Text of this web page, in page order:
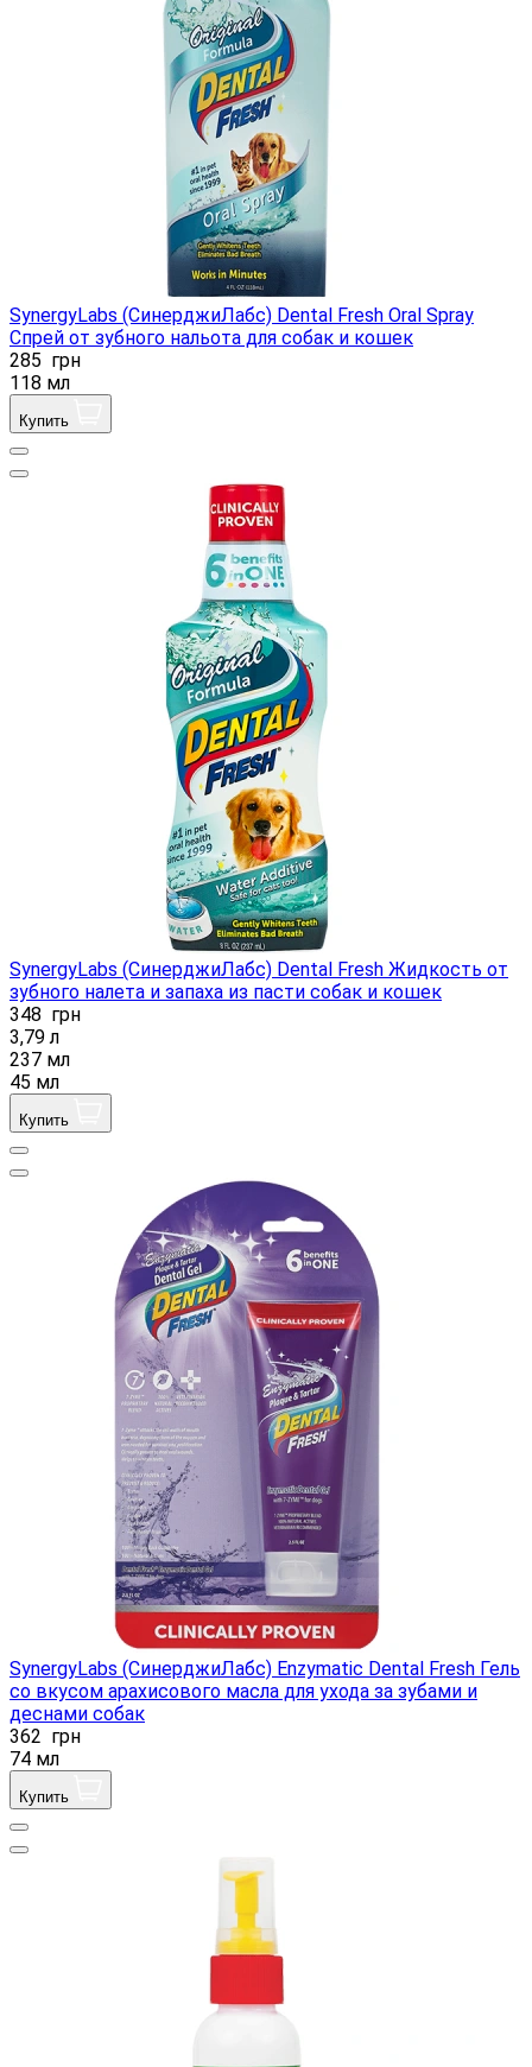
SynergyLabs (СинерджиЛабс) Dental Fresh Oral Spray
Спрей от зубного нальота для собак и кошек
285 грн
118 мл
Купить
SynergyLabs (СинерджиЛабс) Dental Fresh Жидкость от
зубного налета и запаха из пасти собак и кошек
348 грн
3,79 л
237 мл
45 мл
Купить
SynergyLabs (СинерджиЛабс) Enzymatic Dental Fresh Гель
со вкусом арахисового масла для ухода за зубами и
деснами собак
362 грн
74 мл
Купить